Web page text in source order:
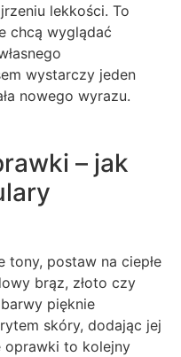
lekkości. To
chcą wyglądać
wystarczy jeden
nowego wyrazu.
– jak
tony, postaw na ciepłe
brąz, złoto czy
pięknie
skóry, dodając jej
oprawki to kolejny